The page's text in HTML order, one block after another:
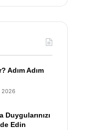
Adım Adım
2026
Duygularınızı
Edin